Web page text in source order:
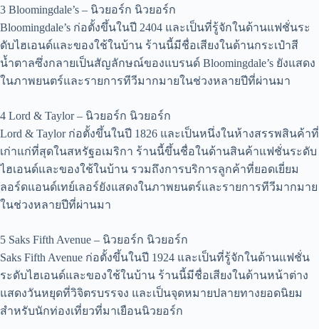
3 Bloomingdale’s – นิวยอร์ก นิวยอร์ก
Bloomingdale’s ก่อตั้งขึ้นในปี 2404 และเป็นที่รู้จักในด้านแฟชั่นระ
ดับไฮเอนด์และของใช้ในบ้าน ร้านนี้มีชื่อเสียงในด้านกระเป๋าสี
น้ำตาลซึ่งกลายเป็นสัญลักษณ์ของแบรนด์ Bloomingdale’s ยังแสดง
ในภาพยนตร์และรายการทีวีมากมายในช่วงหลายปีที่ผ่านมา
4 Lord & Taylor – นิวยอร์ก นิวยอร์ก
Lord & Taylor ก่อตั้งขึ้นในปี 1826 และเป็นหนึ่งในห้างสรรพสินค้าที่
เก่าแก่ที่สุดในสหรัฐอเมริกา ร้านนี้ขึ้นชื่อในด้านสินค้าแฟชั่นระดับ
ไฮเอนด์และของใช้ในบ้าน รวมถึงการบริการลูกค้าที่ยอดเยี่ยม
ลอร์ดแอนด์เทย์เลอร์ยังแสดงในภาพยนตร์และรายการทีวีมากมาย
ในช่วงหลายปีที่ผ่านมา
5 Saks Fifth Avenue – นิวยอร์ก นิวยอร์ก
Saks Fifth Avenue ก่อตั้งขึ้นในปี 1924 และเป็นที่รู้จักในด้านแฟชั่น
ระดับไฮเอนด์และของใช้ในบ้าน ร้านนี้มีชื่อเสียงในด้านหน้าต่าง
แสดงวันหยุดที่วิจิตรบรรจง และเป็นจุดหมายปลายทางยอดนิยม
สำหรับนักท่องเที่ยวที่มาเยือนนิวยอร์ก